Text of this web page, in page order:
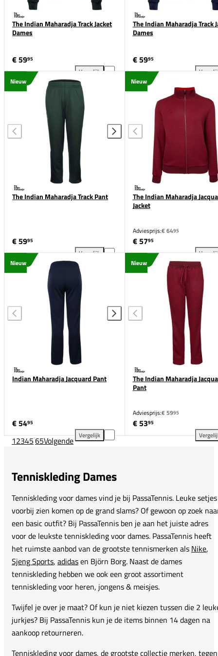
The Indian Maharadja Track Jacket
Dames
€ 5995
Vergelijk
The Indian Maharadja Track Jacket Dames
The Indian Maharadja Track
Dames
€ 5995
Nieuw
The Indian Maharadja Track Pant
€ 5995
Vergelijk
The Indian Maharadja Track Pant toevoegen aan
Nieuw
The Indian Maharadja
Jacket
Adviesprijs:€ 6495
€ 5795
Nieuw
Indian Maharadja Jacquard Pant
€ 5495
Vergelijk
Indian Maharadja Jacquard Pant toevoegen aan
Nieuw
The Indian Maharadja
Pant
Adviesprijs:€ 5995
€ 5395
12345...65Volgende
Tenniskleding Dames
Tenniskleding voor dames vind je bij PassaTennis. Leuke setjes
voorbij zien komen op de grand slams? Of gewoon op zoek
een basic outfit? Bij PassaTennis ben je aan het juiste adres
voor de leukste tenniskleding voor dames. PassaTennis heeft
het ruimste aanbod van de grootste tennismerken als Nike,
Sjeng Sports, adidasen Björn Borg. Naast de dames
tenniskleding hebben we ook een groot assortiment
tenniskleding voor heren, jongens & meisjes.
Twijfel je over je maat? Of kun je niet kiezen tussen die 2
jurkjes? Bij PassaTennis kun je de items binnen 14 dagen na
aankoop retourneren.
Tenniskleding voor dames, de grootste collectie merken, tegen